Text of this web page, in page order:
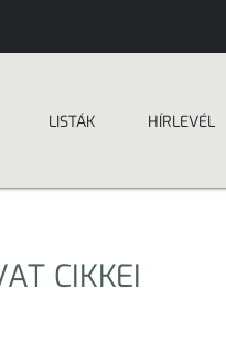
LISTÁK HÍRLEVÉL
CIKKEI